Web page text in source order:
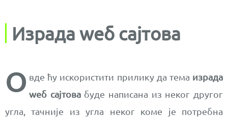
Израда wеб сајтова
О вде ћу искористити прилику да тема израда
wеб сајтовабуде написана из неког другог
угла, тачније из угла неког коме је потребна